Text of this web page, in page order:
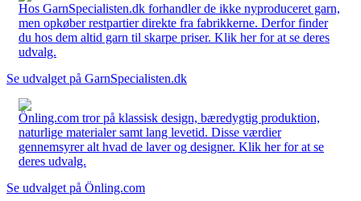
Hos GarnSpecialisten.dk forhandler de ikke nyproduceret garn,
men opkøber restpartier direkte fra fabrikkerne. Derfor finder
du hos dem altid garn til skarpe priser. Klik her for at se deres
udvalg.
Se udvalget på GarnSpecialisten.dk
Önling.com tror på klassisk design, bæredygtig produktion,
naturlige materialer samt lang levetid. Disse værdier
gennemsyrer alt hvad de laver og designer. Klik her for at se
deres udvalg.
Se udvalget på Önling.com